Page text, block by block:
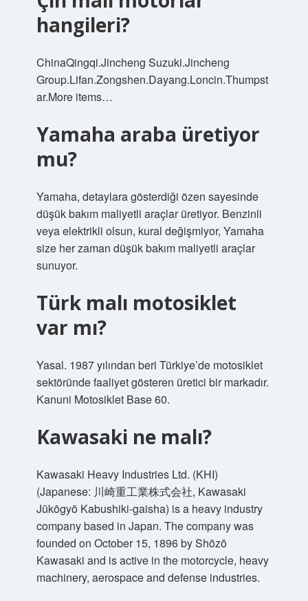
hangileri?
ChinaQingqi.Jincheng Suzuki.Jincheng
Group.Lifan.Zongshen.Dayang.Loncin.Thumpst
ar.More items…
Yamaha araba üretiyor
mu?
Yamaha, detaylara gösterdiği özen sayesinde
düşük bakım maliyetli araçlar üretiyor. Benzinli
veya elektrikli olsun, kural değişmiyor, Yamaha
size her zaman düşük bakım maliyetli araçlar
sunuyor.
Türk malı motosiklet
var mı?
Yasal. 1987 yılından beri Türkiye’de motosiklet
sektöründe faaliyet gösteren üretici bir markadır.
Kanuni Motosiklet Base 60.
Kawasaki ne malı?
Kawasaki Heavy Industries Ltd. (KHI)
(Japanese: 川崎重工業株式会社, Kawasaki
Jūkōgyō Kabushiki-gaisha) is a heavy industry
company based in Japan. The company was
founded on October 15, 1896 by Shōzō
Kawasaki and is active in the motorcycle, heavy
machinery, aerospace and defense industries.